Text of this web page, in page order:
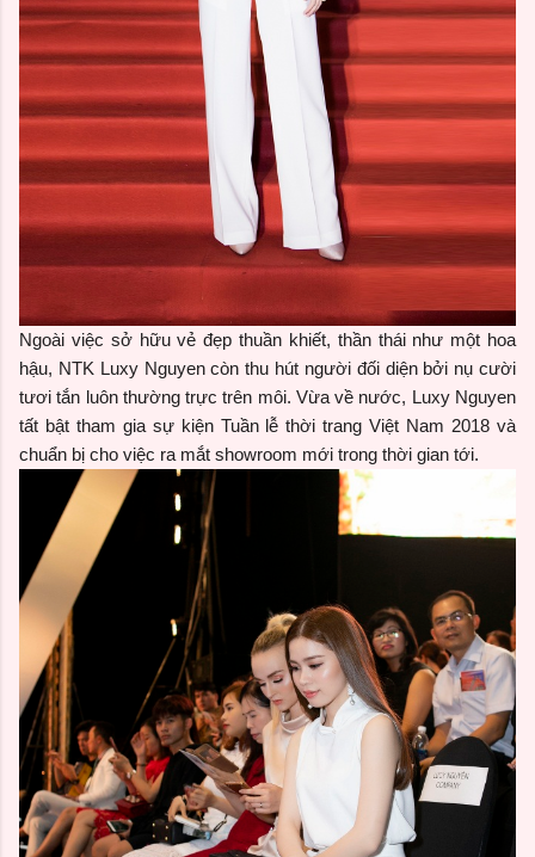
Ngoài việc sở hữu vẻ đẹp thuần khiết, thần thái như một hoa
hậu, NTK Luxy Nguyen còn thu hút người đối diện bởi nụ cười
tươi tắn luôn thường trực trên môi. Vừa về nước, Luxy Nguyen
tất bật tham gia sự kiện Tuần lễ thời trang Việt Nam 2018 và
chuẩn bị cho việc ra mắt showroom mới trong thời gian tới.